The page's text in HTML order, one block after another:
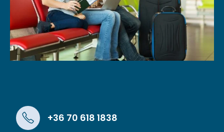
+36 70 618 1838